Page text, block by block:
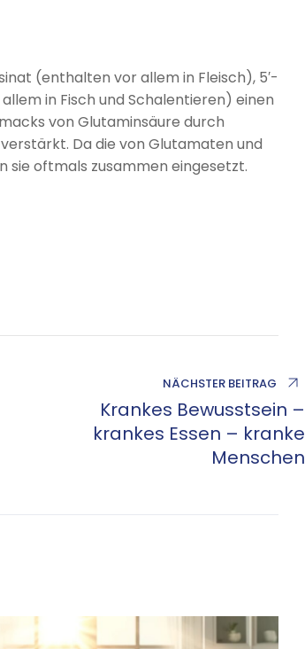
(enthalten vor allem in Fleisch), 5′-
in Fisch und Schalentieren) einen
von Glutaminsäure durch
Da die von Glutamaten und
sie oftmals zusammen eingesetzt.
NÄCHSTER BEITRAG
Krankes Bewusstsein –
krankes Essen – kranke
Menschen